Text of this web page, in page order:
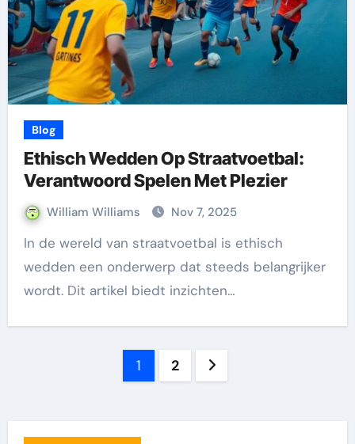
Blog
Ethisch Wedden Op Straatvoetbal:
Verantwoord Spelen Met Plezier
William Williams Nov 7, 2025
In de wereld van straatvoetbal is ethisch
wedden een onderwerp dat steeds belangrijker
wordt. Dit artikel biedt inzichten…
1 2